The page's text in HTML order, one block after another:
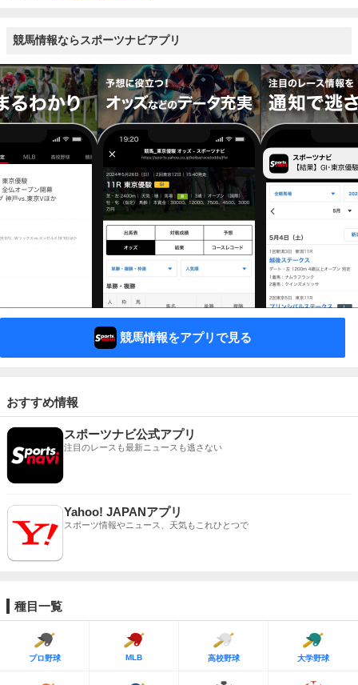
競馬情報ならスポーツナビアプリ
競馬情報をアプリで見る
おすすめ情報
スポーツナビ公式アプリ
注目のレースも最新ニュースも逃さない
Yahoo! JAPANアプリ
スポーツ情報やニュース、天気もこれひとつで
種目一覧
プロ野球 MLB 高校野球 大学野球